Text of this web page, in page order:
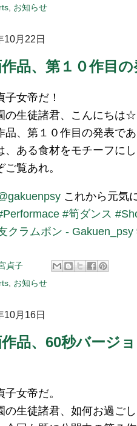
お知らせ
10月22日
品、第１０作目の
子女帝だ！
の生徒諸君、こんにちは☆
品、第１０作目の発表であ
、ある食材をモチーフに
ご覧あれ。
これから元気
#筍ダンス
クラムボン - Gakuen_psy
貞子
お知らせ
10月16日
品、60秒バージ
子女帝だ。
の生徒諸君、如何お過ご